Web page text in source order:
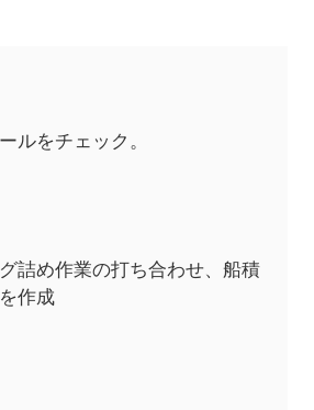
ルをチェック。
詰め作業の打ち合わせ、船積
作成